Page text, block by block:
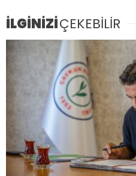
İLGİNİZİÇEKEBİLİR